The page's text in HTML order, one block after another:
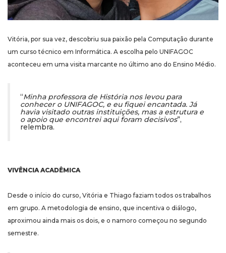
Vitória, por sua vez, descobriu sua paixão pela Computação durante
um curso técnico em Informática. A escolha pelo UNIFAGOC
aconteceu em uma visita marcante no último ano do Ensino Médio.
“Minha professora de História nos levou para
conhecer o UNIFAGOC, e eu fiquei encantada. Já
havia visitado outras instituições, mas a estrutura e
o apoio que encontrei aqui foram decisivos”,
relembra.
VIVÊNCIA ACADÊMICA
Desde o início do curso, Vitória e Thiago faziam todos os trabalhos
em grupo. A metodologia de ensino, que incentiva o diálogo,
aproximou ainda mais os dois, e o namoro começou no segundo
semestre.